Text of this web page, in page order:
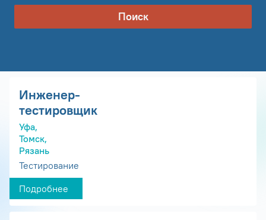
Поиск
Инженер-
тестировщик
Уфа,
Томск,
Рязань
Тестирование
Подробнее